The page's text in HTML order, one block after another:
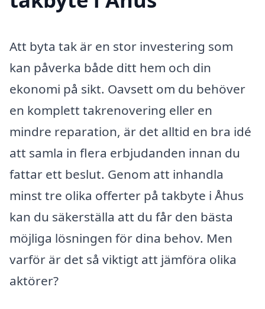
Att byta tak är en stor investering som
kan påverka både ditt hem och din
ekonomi på sikt. Oavsett om du behöver
en komplett takrenovering eller en
mindre reparation, är det alltid en bra idé
att samla in flera erbjudanden innan du
fattar ett beslut. Genom att inhandla
minst tre olika offerter på takbyte i Åhus
kan du säkerställa att du får den bästa
möjliga lösningen för dina behov. Men
varför är det så viktigt att jämföra olika
aktörer?